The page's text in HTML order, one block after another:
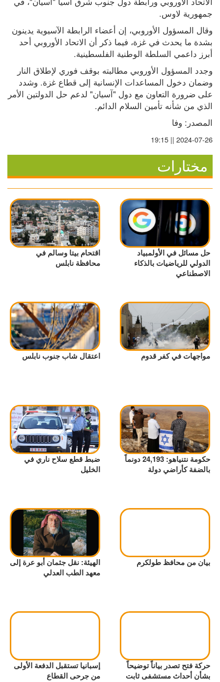
جمهورية لاوس.
أبرز داعمي السلطة الوطنية الفلسطينية.
الذي من شأنه تأمين السلام الدائم.
المصدر: وفا
2024-07-26 || 19:15
مختارات
حل مسائل في الأولمبياد
الدولي للرياضيات بالذكاء
الاصطناعي
اقتحام بيتا وسالم في
محافظة نابلس
مواجهات في كفر قدوم اعتقال شاب جنوب نابلس
حكومة نتنياهو: 24,193 دونماً
بالضفة كأراضي دولة
ضبط قطع سلاح ناري في
الخليل
بيان من محافظ طولكرم
الهيئة: نقل جثمان أبو عرة إلى
معهد الطب العدلي
حركة فتح تصدر بياناً توضيحاً
بشأن أحداث مستشفى ثابت
إسبانيا تستقبل الدفعة الأولى
من جرحى القطاع